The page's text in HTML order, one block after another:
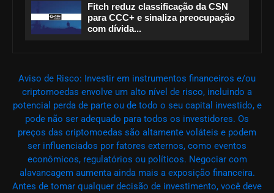
Fitch reduz classificação da CSN
para CCC+ e sinaliza preocupação
com dívida...
Aviso de Risco: Investir em instrumentos financeiros e/ou
criptomoedas envolve um alto nível de risco, incluindo a
potencial perda de parte ou de todo o seu capital investido, e
pode não ser adequado para todos os investidores. Os
preços das criptomoedas são altamente voláteis e podem
ser influenciados por fatores externos, como eventos
econômicos, regulatórios ou políticos. Negociar com
alavancagem aumenta ainda mais a exposição financeira.
Antes de tomar qualquer decisão de investimento, você deve